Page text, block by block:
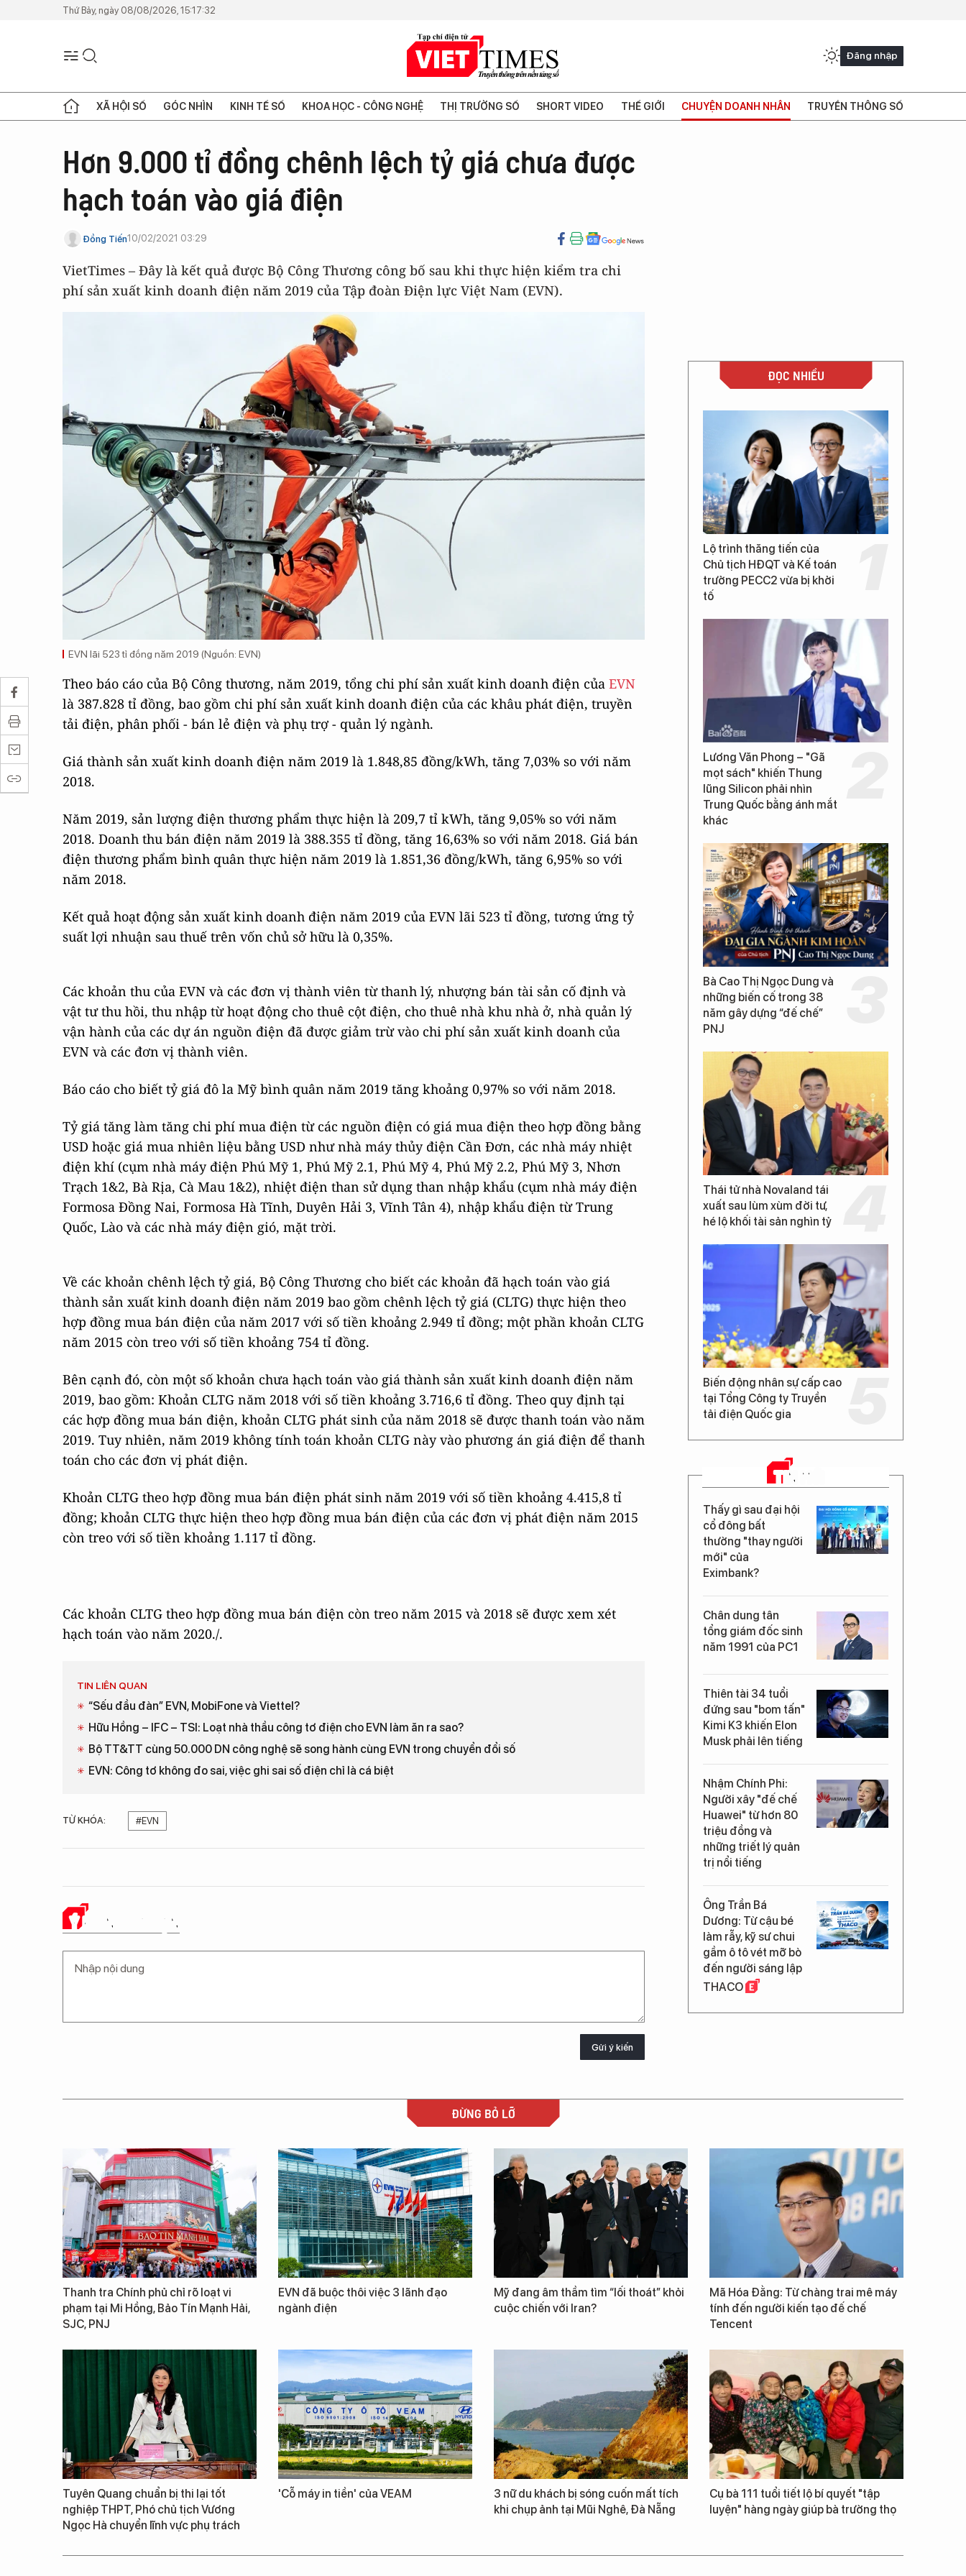
Thứ Bảy, ngày 08/08/2026, 15:17:32
Đăng nhập
XÃ HỘI SỐ GÓC NHÌN KINH TẾ SỐ KHOA HỌC - CÔNG NGHỆ THỊ TRƯỜNG SỐ SHORT VIDEO THẾ GIỚI CHUYỆN DOANH NHÂN TRUYỀN THÔNG SỐ
Hơn 9.000 tỉ đồng chênh lệch tỷ giá chưa được
hạch toán vào giá điện
Đồng Tiến10/02/2021 03:29
VietTimes – Đây là kết quả được Bộ Công Thương công bố sau khi thực hiện kiểm tra chi
phí sản xuất kinh doanh điện năm 2019 của Tập đoàn Điện lực Việt Nam (EVN).
EVN lãi 523 tỉ đồng năm 2019 (Nguồn: EVN)
Theo báo cáo của Bộ Công thương, năm 2019, tổng chi phí sản xuất kinh doanh điện của EVN
là 387.828 tỉ đồng, bao gồm chi phí sản xuất kinh doanh điện của các khâu phát điện, truyền
tải điện, phân phối - bán lẻ điện và phụ trợ - quản lý ngành.
Giá thành sản xuất kinh doanh điện năm 2019 là 1.848,85 đồng/kWh, tăng 7,03% so với năm
2018.
Năm 2019, sản lượng điện thương phẩm thực hiện là 209,7 tỉ kWh, tăng 9,05% so với năm
2018. Doanh thu bán điện năm 2019 là 388.355 tỉ đồng, tăng 16,63% so với năm 2018. Giá bán
điện thương phẩm bình quân thực hiện năm 2019 là 1.851,36 đồng/kWh, tăng 6,95% so với
năm 2018.
Kết quả hoạt động sản xuất kinh doanh điện năm 2019 của EVN lãi 523 tỉ đồng, tương ứng tỷ
suất lợi nhuận sau thuế trên vốn chủ sở hữu là 0,35%.
Các khoản thu của EVN và các đơn vị thành viên từ thanh lý, nhượng bán tài sản cố định và
vật tư thu hồi, thu nhập từ hoạt động cho thuê cột điện, cho thuê nhà khu nhà ở, nhà quản lý
vận hành của các dự án nguồn điện đã được giảm trừ vào chi phí sản xuất kinh doanh của
EVN và các đơn vị thành viên.
Báo cáo cho biết tỷ giá đô la Mỹ bình quân năm 2019 tăng khoảng 0,97% so với năm 2018.
Tỷ giá tăng làm tăng chi phí mua điện từ các nguồn điện có giá mua điện theo hợp đồng bằng
USD hoặc giá mua nhiên liệu bằng USD như nhà máy thủy điện Cần Đơn, các nhà máy nhiệt
điện khí (cụm nhà máy điện Phú Mỹ 1, Phú Mỹ 2.1, Phú Mỹ 4, Phú Mỹ 2.2, Phú Mỹ 3, Nhơn
Trạch 1&2, Bà Rịa, Cà Mau 1&2), nhiệt điện than sử dụng than nhập khẩu (cụm nhà máy điện
Formosa Đồng Nai, Formosa Hà Tĩnh, Duyên Hải 3, Vĩnh Tân 4), nhập khẩu điện từ Trung
Quốc, Lào và các nhà máy điện gió, mặt trời.
Về các khoản chênh lệch tỷ giá, Bộ Công Thương cho biết các khoản đã hạch toán vào giá
thành sản xuất kinh doanh điện năm 2019 bao gồm chênh lệch tỷ giá (CLTG) thực hiện theo
hợp đồng mua bán điện của năm 2017 với số tiền khoảng 2.949 tỉ đồng; một phần khoản CLTG
năm 2015 còn treo với số tiền khoảng 754 tỉ đồng.
Bên cạnh đó, còn một số khoản chưa hạch toán vào giá thành sản xuất kinh doanh điện năm
2019, bao gồm: Khoản CLTG năm 2018 với số tiền khoảng 3.716,6 tỉ đồng. Theo quy định tại
các hợp đồng mua bán điện, khoản CLTG phát sinh của năm 2018 sẽ được thanh toán vào năm
2019. Tuy nhiên, năm 2019 không tính toán khoản CLTG này vào phương án giá điện để thanh
toán cho các đơn vị phát điện.
Khoản CLTG theo hợp đồng mua bán điện phát sinh năm 2019 với số tiền khoảng 4.415,8 tỉ
đồng; khoản CLTG thực hiện theo hợp đồng mua bán điện của các đơn vị phát điện năm 2015
còn treo với số tiền khoảng 1.117 tỉ đồng.
Các khoản CLTG theo hợp đồng mua bán điện còn treo năm 2015 và 2018 sẽ được xem xét
hạch toán vào năm 2020./.
TIN LIÊN QUAN
“Sếu đầu đàn” EVN, MobiFone và Viettel?
Hữu Hồng – IFC – TSI: Loạt nhà thầu công tơ điện cho EVN làm ăn ra sao?
Bộ TT&TT cùng 50.000 DN công nghệ sẽ song hành cùng EVN trong chuyển đổi số
EVN: Công tơ không đo sai, việc ghi sai số điện chỉ là cá biệt
TỪ KHÓA: #EVN
Ý KIẾN CỦA BẠN
Gửi ý kiến
ĐỌC NHIỀU
Lộ trình thăng tiến của
Chủ tịch HĐQT và Kế toán
trưởng PECC2 vừa bị khởi
tố
Lương Văn Phong – "Gã
mọt sách" khiến Thung
lũng Silicon phải nhìn
Trung Quốc bằng ánh mắt
khác
Bà Cao Thị Ngọc Dung và
những biến cố trong 38
năm gây dựng “đế chế”
PNJ
Thái tử nhà Novaland tái
xuất sau lùm xùm đời tư,
hé lộ khối tài sản nghìn tỷ
Biến động nhân sự cấp cao
tại Tổng Công ty Truyền
tải điện Quốc gia
TIN MỚI
Thấy gì sau đại hội
cổ đông bất
thường "thay người
mới" của
Eximbank?
Chân dung tân
tổng giám đốc sinh
năm 1991 của PC1
Thiên tài 34 tuổi
đứng sau "bom tấn"
Kimi K3 khiến Elon
Musk phải lên tiếng
Nhậm Chính Phi:
Người xây "đế chế
Huawei" từ hơn 80
triệu đồng và
những triết lý quản
trị nổi tiếng
Ông Trần Bá
Dương: Từ cậu bé
làm rẫy, kỹ sư chui
gầm ô tô vét mỡ bò
đến người sáng lập
THACO
ĐỪNG BỎ LỠ
Thanh tra Chính phủ chỉ rõ loạt vi
phạm tại Mi Hồng, Bảo Tín Mạnh Hải,
SJC, PNJ
EVN đã buộc thôi việc 3 lãnh đạo
ngành điện
Mỹ đang âm thầm tìm “lối thoát” khỏi
cuộc chiến với Iran?
Mã Hóa Đằng: Từ chàng trai mê máy
tính đến người kiến tạo đế chế
Tencent
Tuyên Quang chuẩn bị thi lại tốt
nghiệp THPT, Phó chủ tịch Vương
Ngọc Hà chuyển lĩnh vực phụ trách
'Cỗ máy in tiền' của VEAM
3 nữ du khách bị sóng cuốn mất tích
khi chụp ảnh tại Mũi Nghê, Đà Nẵng
Cụ bà 111 tuổi tiết lộ bí quyết "tập
luyện" hàng ngày giúp bà trường thọ